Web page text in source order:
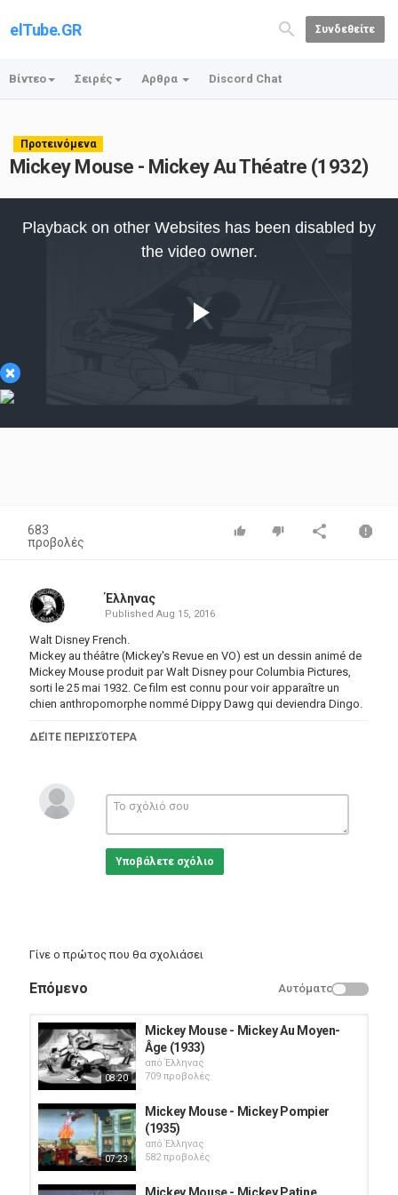
elTube.GR Συνδεθείτε
Βίντεο Σειρές Αρθρα Discord Chat
Προτεινόμενα
Mickey Mouse - Mickey Au Théatre (1932)
×
Video
Playback on other Websites has been disabled by
the video owner.
683
προβολές
Έλληνας
Published Aug 15, 2016
Walt Disney French.
Mickey au théâtre (Mickey's Revue en VO) est un dessin animé de
Mickey Mouse produit par Walt Disney pour Columbia Pictures,
sorti le 25 mai 1932. Ce film est connu pour voir apparaître un
chien anthropomorphe nommé Dippy Dawg qui deviendra Dingo.
Mickey et ses amis donnent un spectacle.
anthropomorphe nommé Dippy Dawg qui deviendra quelques
mois plus tard Dingo.
ΔΕΊΤΕ ΠΕΡΙΣΣΌΤΕΡΑ
Υποβάλετε σχόλιο
Γίνε ο πρώτος που θα σχολιάσει
Επόμενο Αυτόματο
08:20
Mickey Mouse - Mickey Au Moyen-
Âge (1933)
απόΈλληνας
709 προβολές
07:23
Mickey Mouse - Mickey Pompier
(1935)
απόΈλληνας
582 προβολές
Mickey Mouse - Mickey Patine